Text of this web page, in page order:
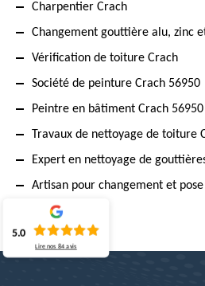
Charpentier Crach
Changement gouttière alu, zinc
Vérification de toiture Crach
Société de peinture Crach 56950
Peintre en bâtiment Crach 56950
Travaux de nettoyage de toiture
Expert en nettoyage de
Artisan pour changement et
5.0
Lire nos84 avis